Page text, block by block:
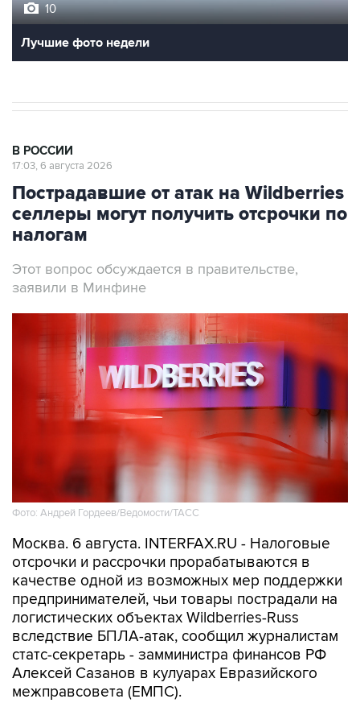
10
Лучшие фото недели
В РОССИИ
17:03, 6 августа 2026
Пострадавшие от атак на Wildberries
селлеры могут получить отсрочки по
налогам
Этот вопрос обсуждается в правительстве,
заявили в Минфине
Фото: Андрей Гордеев/Ведомости/ТАСС
Москва. 6 августа. INTERFAX.RU - Налоговые
отсрочки и рассрочки прорабатываются в
качестве одной из возможных мер поддержки
предпринимателей, чьи товары пострадали на
логистических объектах Wildberries-Russ
вследствие БПЛА-атак, сообщил журналистам
статс-секретарь - замминистра финансов РФ
Алексей Сазанов в кулуарах Евразийского
межправсовета (ЕМПС).